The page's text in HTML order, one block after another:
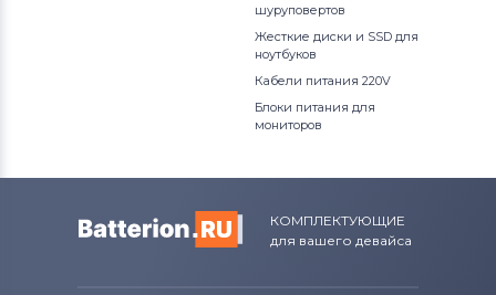
шуруповертов
Жесткие диски и SSD для
ноутбуков
Кабели питания 220V
Блоки питания для
мониторов
КОМПЛЕКТУЮЩИЕ
для вашего девайса